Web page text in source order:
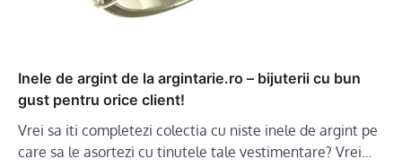
Inele de argint de la argintarie.ro – bijuterii cu bun
gust pentru orice client!
Vrei sa iti completezi colectia cu niste inele de argint pe
care sa le asortezi cu tinutele tale vestimentare? Vrei…